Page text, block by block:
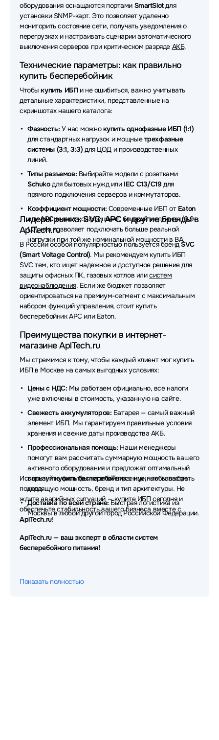
Источники бесперебойного питания (ИБП - UPS)
DKC
Источники бесперебойного питания (ИБП - UPS)
Delta Battery
Источники бесперебойного питания (ИБП - UPS) 2E
Источники бесперебойного питания (ИБП - UPS)
VOLTA
Источники бесперебойного питания (ИБП - UPS)
Источники бесперебойного питания (ИБП - UPS)
Schneider Electric
Источники бесперебойного питания (ИБП - UPS)
Sven
Источники бесперебойного питания (ИБП - UPS)
Источники бесперебойного питания (ИБП - UPS)
CBR
Источники бесперебойного питания (ИБП - UPS)
Tripp-Lite
Источники бесперебойного питания (ИБП - UPS)
Hikvision
Источники бесперебойного питания (ИБП - UPS)
ABB
Источники бесперебойного питания (ИБП - UPS)
Crusader
Источники бесперебойного питания (ИБП - UPS)
HPE
Источники бесперебойного питания (ИБП - UPS)
Источники бесперебойного питания (ИБП - UPS)
Irbis
Источники бесперебойного питания (ИБП - UPS)
HIDEN EXPERT
Источники бесперебойного питания (ИБП - UPS)
Norden
Источники бесперебойного питания (ИБП - UPS)
Источники бесперебойного питания (ИБП - UPS)
Парус Электро
оборудования оснащаются портами SmartSlotдля
установки SNMP-карт. Это позволяет удаленно
мониторить состояние сети, получать уведомления о
перегрузках и настраивать сценарии автоматического
выключения серверов при критическом разряде АКБ.
Технические параметры: как правильно
купить бесперебойник
Чтобыкупить ИБПи не ошибиться, важно учитывать
детальные характеристики, представленные на
скриншотах нашего каталога:
Фазность: У нас можнокупить однофазные ИБП (1:1)
для стандартных нагрузок и мощныетрехфазные
системы (3:1, 3:3) для ЦОД и производственных
линий.
Типы разъемов: Выбирайте модели с розетками
Schukoдля бытовых нужд или IEC C13/C19 для
прямого подключения серверов и коммутаторов.
Коэффициент мощности: Современные ИБП от Eaton
илиAPCимеют коэффициент, близкий к единице (0.9–
1.0), что позволяет подключать больше реальной
нагрузки при той же номинальной мощности в ВА.
Лидеры рынка: SVC, APC и другие бренды в
AplTech.ru
В России особой популярностью пользуется брендSVC
(Smart Voltage Control). Мы рекомендуем купить ИБП
SVC тем, кто ищет надежное и доступное решение для
защиты офисных ПК, газовых котлов илисистем
видеонаблюдения. Если же бюджет позволяет
ориентироваться на премиум-сегмент с максимальным
набором функций управления, стоит купить
бесперебойник APC или Eaton.
Преимущества покупки в интернет-
магазине AplTech.ru
Мы стремимся к тому, чтобы каждый клиент мог купить
ИБП в Москве на самых выгодных условиях:
Цены с НДС: Мы работаем официально, все налоги
уже включены в стоимость, указанную на сайте.
Свежесть аккумуляторов: Батарея — самый важный
элемент ИБП. Мы гарантируем правильные условия
хранения и свежие даты производства АКБ.
Профессиональная помощь: Наши менеджеры
помогут вам рассчитать суммарную мощность вашего
активного оборудования и предложат оптимальный
варианткупить бесперебойникс нужным запасом
хода.
Доставка по всей стране:Быстрая логистика из
Москвы в любой другой город Российской Федерации.
Используйте фильтры на этой странице, чтобы выбрать
подходящую мощность, бренд и тип архитектуры. Не
ждите аварийных ситуаций — купите ИБП сегодня и
обеспечьте стабильность вашего бизнеса вместе с
AplTech.ru!
AplTech.ru — ваш эксперт в области систем
бесперебойного питания!
Показать полностью